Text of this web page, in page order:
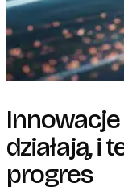
działają, i
progres